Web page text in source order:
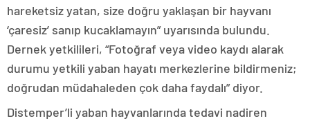
hareketsiz yatan, size doğru yaklaşan bir hayvanı
‘çaresiz’ sanıp kucaklamayın” uyarısında bulundu.
Dernek yetkilileri, “Fotoğraf veya video kaydı alarak
durumu yetkili yaban hayatı merkezlerine bildirmeniz;
doğrudan müdahaleden çok daha faydalı” diyor.
Distemper’li yaban hayvanlarında tedavi nadiren